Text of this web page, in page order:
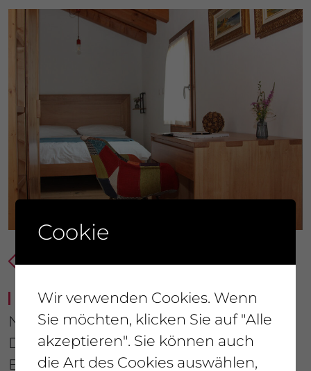
GERMANO REALE, UNTERKUNFT
Nach Süden ausgerichtet, getrennte
Doppel- und Einzelbettzone.
Badezimmer mit Dusche.
Cookie
Wir verwenden Cookies. Wenn
Sie möchten, klicken Sie auf "Alle
akzeptieren". Sie können auch
die Art des Cookies auswählen,